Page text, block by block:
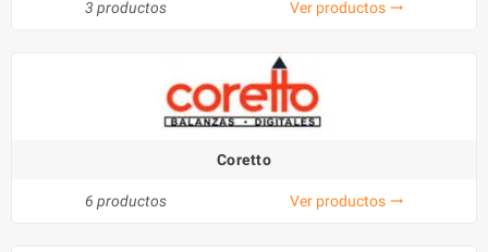
3 productos
Ver productos trending_flat
Coretto
6 productos Ver productos trending_flat